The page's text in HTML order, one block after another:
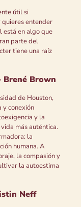
útil si
quieres entender
está en algo que
parte del
tiene una raíz
Brown
de Houston,
y conexión
y la
más auténtica.
la
humana. A
la compasión y
la autoestima
Neff